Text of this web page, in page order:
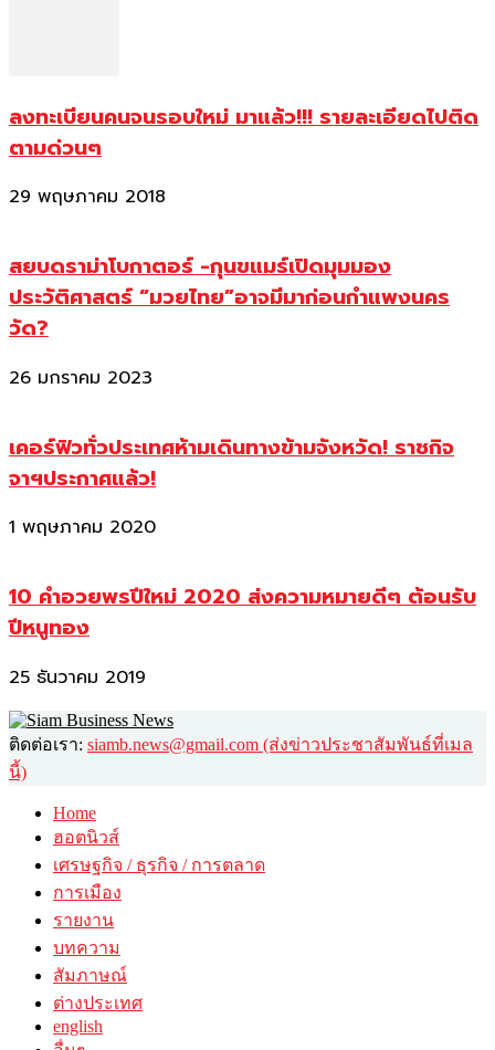
ลงทะเบียนคนจนรอบใหม่ มาแล้ว!!! รายละเอียดไปติด
ตามด่วนๆ
29 พฤษภาคม 2018
สยบดราม่าโบกาตอร์ -กุนขแมร์เปิดมุมมอง
ประวัติศาสตร์ “มวยไทย”อาจมีมาก่อนกำแพงนคร
วัด?
26 มกราคม 2023
เคอร์ฟิวทั่วประเทศห้ามเดินทางข้ามจังหวัด! ราชกิจ
จาฯประกาศแล้ว!
1 พฤษภาคม 2020
10 คำอวยพรปีใหม่ 2020 ส่งความหมายดีๆ ต้อนรับ
ปีหนูทอง
25 ธันวาคม 2019
ติดต่อเรา: siamb.news@gmail.com (ส่งข่าวประชาสัมพันธ์ที่เมล
นี้)
Home
ฮอตนิวส์
เศรษฐกิจ / ธุรกิจ / การตลาด
การเมือง
รายงาน
บทความ
สัมภาษณ์
ต่างประเทศ
english